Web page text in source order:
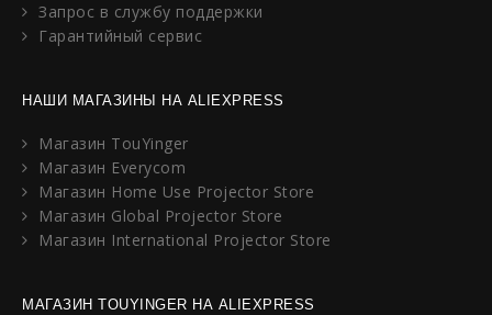
Запрос в службу поддержки
Гарантийный сервис
НАШИ МАГАЗИНЫ НА ALIEXPRESS
Магазин TouYinger
Магазин Everycom
Магазин Home Use Projector Store
Магазин Global Projector Store
Магазин International Projector Store
МАГАЗИН TOUYINGER НА ALIEXPRESS